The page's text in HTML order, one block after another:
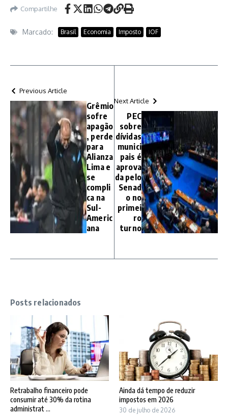
Compartilhe
Marcado: Brasil Economia Imposto IOF
Previous Article
Grêmio
sofre
apagão
, perde
para
Alianza
Lima e
se
compli
ca na
Sul-
Americ
ana
Next Article
PEC
sobre
dívidas
munici
pais é
aprova
da pelo
Senad
o no
primei
ro
turno
Posts relacionados
Retrabalho financeiro pode
consumir até 30% da rotina
administrat ...
Ainda dá tempo de reduzir
impostos em 2026
30 de julho de 2026